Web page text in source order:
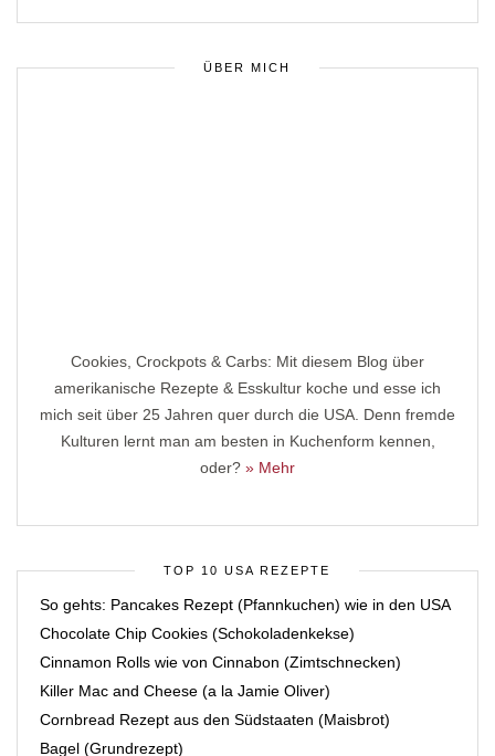
ÜBER MICH
Cookies, Crockpots & Carbs: Mit diesem Blog über
amerikanische Rezepte & Esskultur koche und esse ich
mich seit über 25 Jahren quer durch die USA. Denn fremde
Kulturen lernt man am besten in Kuchenform kennen,
oder? » Mehr
TOP 10 USA REZEPTE
So gehts: Pancakes Rezept (Pfannkuchen) wie in den USA
Chocolate Chip Cookies (Schokoladenkekse)
Cinnamon Rolls wie von Cinnabon (Zimtschnecken)
Killer Mac and Cheese (a la Jamie Oliver)
Cornbread Rezept aus den Südstaaten (Maisbrot)
Bagel (Grundrezept)